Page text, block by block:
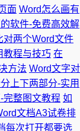
面 Word怎么画有
软件-免费高效解
对两个Word文件
教程与技巧 在
方法 Word文字对
上下两部分-实用
完整图文教程 如
文档A3试卷排
每次打开都要选